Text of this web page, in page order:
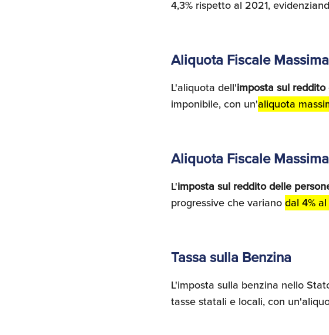
4,3% rispetto al 2021,
Aliquota Fiscale
L'aliquota dell'imposta sul
imponibile, con un'aliquota
Aliquota Fiscale
L'imposta sul reddito delle
progressive che varianodal 4%
Tassa sulla Benzina
L'imposta sulla benzina nello
tasse statali e locali, con